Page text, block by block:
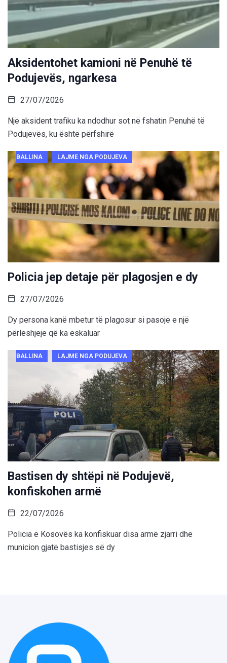
Aksidentohet kamioni në Penuhë të
Podujevës, ngarkesa
27/07/2026
Një aksident trafiku ka ndodhur sot në fshatin Penuhë të
Podujevës, ku është përfshirë
BALLINA LAJME NGA PODUJEVA
Policia jep detaje për plagosjen e dy
27/07/2026
Dy persona kanë mbetur të plagosur si pasojë e një
përleshjeje që ka eskaluar
BALLINA LAJME NGA PODUJEVA
Bastisen dy shtëpi në Podujevë,
konfiskohen armë
22/07/2026
Policia e Kosovës ka konfiskuar disa armë zjarri dhe
municion gjatë bastisjes së dy